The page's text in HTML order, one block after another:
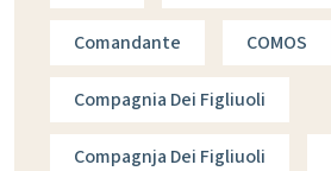
Comandante COMOS
Compagnia Dei Figliuoli
Compagnja Dei Figliuoli